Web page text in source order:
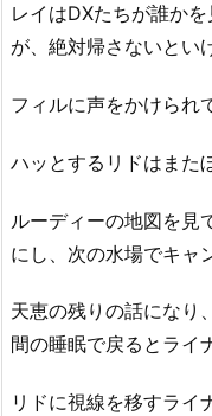
レイはDXたちが誰か
が、絶対帰さないとい
フィルに声をかけられ
ハッとするリドはまた
ルーディーの地図を見
にし、次の水場でキャ
天恵の残りの話になり
間の睡眠で戻るとライ
リドに視線を移すライ